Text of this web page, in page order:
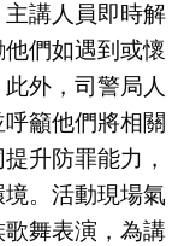
講人員即時解
們如遇到或懷
外，司警局人
籲他們將相關
升防罪能力，
。活動現場氣
舞表演，為講